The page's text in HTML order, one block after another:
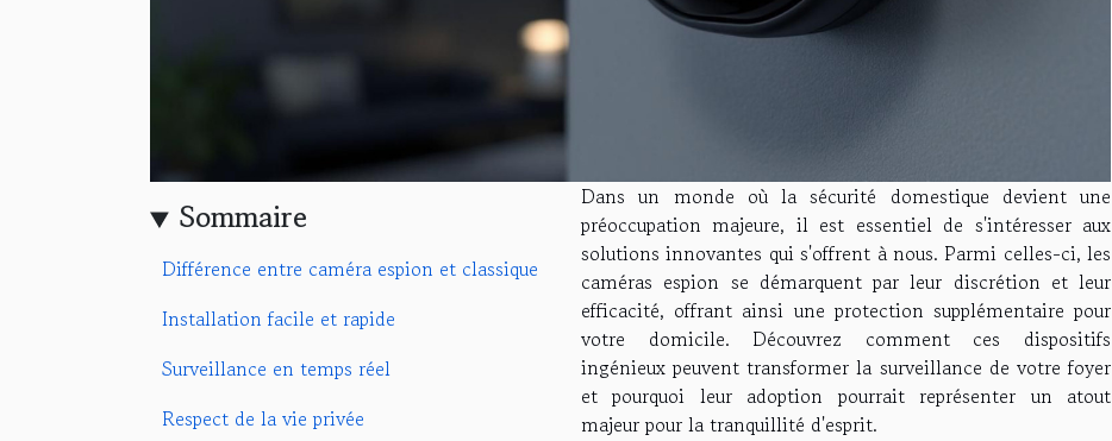
Sommaire
Différence entre caméra espion et classique
Installation facile et rapide
Surveillance en temps réel
Respect de la vie privée
Dans un monde où la sécurité domestique devient une
préoccupation majeure, il est essentiel de s'intéresser aux
solutions innovantes qui s'offrent à nous. Parmi celles-ci, les
caméras espion se démarquent par leur discrétion et leur
efficacité, offrant ainsi une protection supplémentaire pour
votre domicile. Découvrez comment ces dispositifs
ingénieux peuvent transformer la surveillance de votre foyer
et pourquoi leur adoption pourrait représenter un atout
majeur pour la tranquillité d'esprit.